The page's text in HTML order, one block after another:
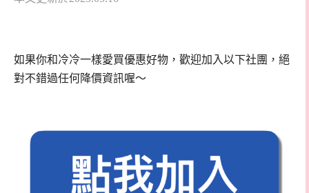
如果你和冷冷一樣愛買優惠好物，歡迎加入以下社團，絕
對不錯過任何降價資訊喔～